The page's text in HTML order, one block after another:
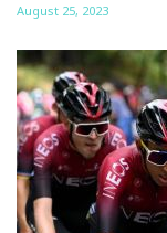
August 25, 2023